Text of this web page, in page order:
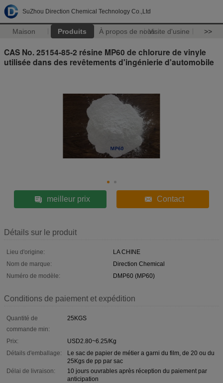
SuZhou Direction Chemical Technology Co.,Ltd
Maison Produits À propos de nousVisite d'usine >>
CAS No. 25154-85-2 résine MP60 de chlorure de vinyle
utilisée dans des revêtements d'ingénierie d'automobile
meilleur prix Contact
Détails sur le produit
Lieu d'origine:
LA CHINE
Nom de marque:
Direction Chemical
Numéro de modèle:
DMP60 (MP60)
Conditions de paiement et expédition
Quantité de
commande min:
25KGS
Prix:
USD2.80~6.25/Kg
Détails d'emballage:
Le sac de papier de métier a garni du film, de 20 ou du
25Kgs de pp par sac
Délai de livraison:
10 jours ouvrables après réception du paiement par
anticipation